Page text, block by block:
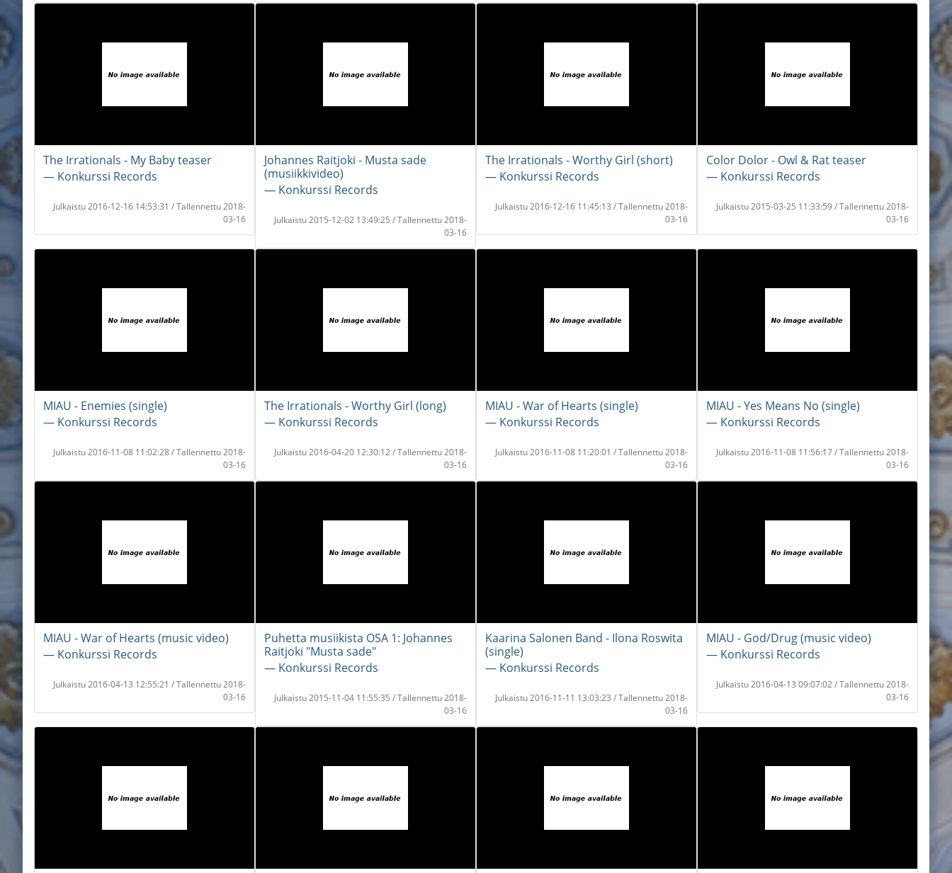
The Irrationals - My Baby teaser
― Konkurssi Records
Julkaistu 2016-12-16 14:53:31 / Tallennettu 2018-
03-16
Johannes Raitjoki - Musta sade
(musiikkivideo)
― Konkurssi Records
Julkaistu 2015-12-02 13:49:25 / Tallennettu 2018-
03-16
The Irrationals - Worthy Girl (short)
― Konkurssi Records
Julkaistu 2016-12-16 11:45:13 / Tallennettu 2018-
03-16
Color Dolor - Owl & Rat teaser
― Konkurssi Records
Julkaistu 2015-03-25 11:33:59 / Tallennettu 2018-
03-16
MIAU - Enemies (single)
― Konkurssi Records
Julkaistu 2016-11-08 11:02:28 / Tallennettu 2018-
03-16
The Irrationals - Worthy Girl (long)
― Konkurssi Records
Julkaistu 2016-04-20 12:30:12 / Tallennettu 2018-
03-16
MIAU - War of Hearts (single)
― Konkurssi Records
Julkaistu 2016-11-08 11:20:01 / Tallennettu 2018-
03-16
MIAU - Yes Means No (single)
― Konkurssi Records
Julkaistu 2016-11-08 11:56:17 / Tallennettu 2018-
03-16
MIAU - War of Hearts (music video)
― Konkurssi Records
Julkaistu 2016-04-13 12:55:21 / Tallennettu 2018-
03-16
Puhetta musiikista OSA 1: Johannes
Raitjoki "Musta sade"
― Konkurssi Records
Julkaistu 2015-11-04 11:55:35 / Tallennettu 2018-
03-16
Kaarina Salonen Band - Ilona Roswita
(single)
― Konkurssi Records
Julkaistu 2016-11-11 13:03:23 / Tallennettu 2018-
03-16
MIAU - God/Drug (music video)
― Konkurssi Records
Julkaistu 2016-04-13 09:07:02 / Tallennettu 2018-
03-16